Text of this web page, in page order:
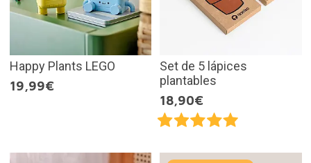
Happy Plants LEGO
19,99€
Set de 5 lápices
plantables
18,90€